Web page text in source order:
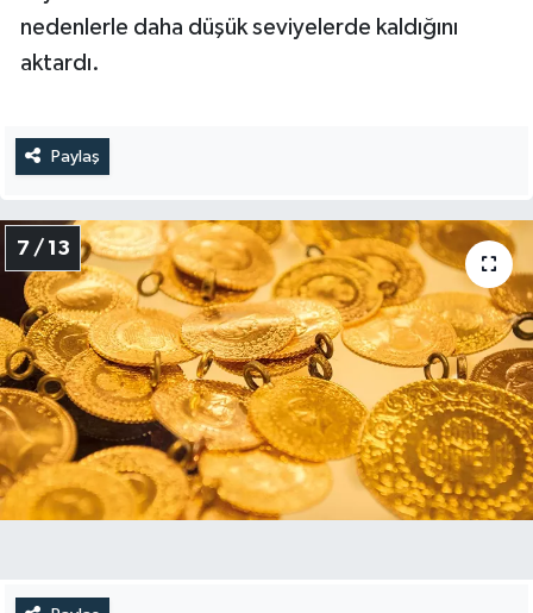
nedenlerle daha düşük seviyelerde kaldığını
aktardı.
Paylaş
7 / 13